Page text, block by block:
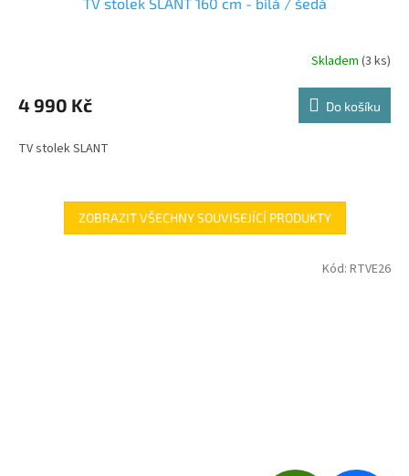
A
R
M
A
Skladem (3 ks)
4 990 Kč Do košíku
TV stolek SLANT
ZOBRAZIT VŠECHNY SOUVISEJÍCÍ PRODUKTY
Kód: RTVE26